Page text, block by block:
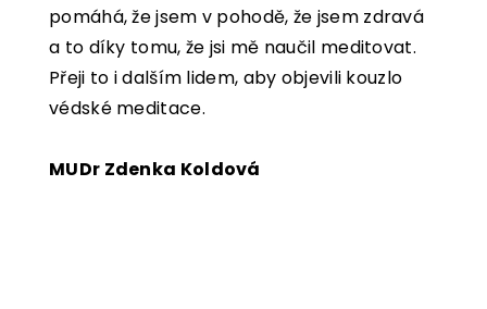
pomáhá, že jsem v pohodě, že jsem zdravá
a to díky tomu, že jsi mě naučil meditovat.
Přeji to i dalším lidem, aby objevili kouzlo
védské meditace.
MUDr Zdenka Koldová